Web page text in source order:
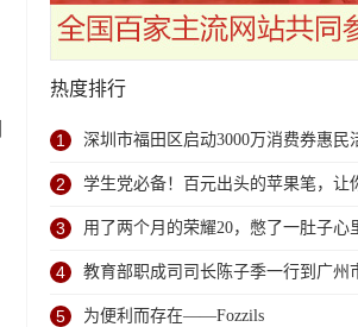
热度排行
1 深圳市福田区启动3000万消费券惠民
2 学生党必备！百元出头的苹果笔，让
iPad成为学习神器
3 用了两个月的荣耀20，憋了一肚子心
今天终于一吐为快
4 教育部职成司司长陈子季一行到广州
商务职业学校考察调研
5 为便利而存在——Fozzils